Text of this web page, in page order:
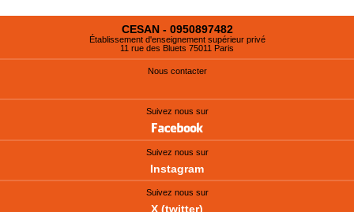
CESAN - 0950897482
Établissement d'enseignement supérieur privé
11 rue des Bluets 75011 Paris
Nous contacter
Suivez nous sur
Suivez nous sur
Instagram
Suivez nous sur
X (twitter)